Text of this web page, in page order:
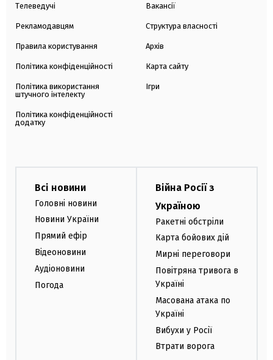
Телеведучі
Рекламодавцям
Правила користування
Політика конфіденційності
Політика використання
штучного інтелекту
Політика конфіденційності
додатку
Вакансії
Структура власності
Архів
Карта сайту
Ігри
Всі новини
Головні новини
Новини України
Прямий ефір
Відеоновини
Аудіоновини
Погода
Війна Росії з
Україною
Ракетні обстріли
Карта бойових дій
Мирні переговори
Повітряна тривога в
Україні
Масована атака по
Україні
Вибухи у Росії
Втрати ворога